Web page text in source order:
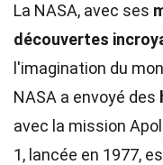
La NASA, avec ses
découvertes
l'imagination du
NASA a envoyé des
avec la mission
1, lancée en 1977,